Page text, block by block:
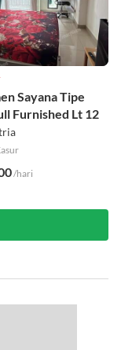
Sayana Tipe
Furnished Lt 12
/hari